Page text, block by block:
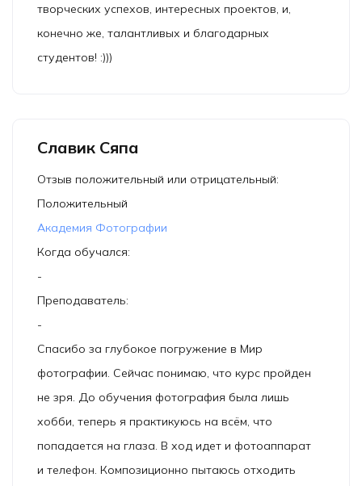
творческих успехов, интересных проектов, и,
конечно же, талантливых и благодарных
студентов! :)))
Славик Сяпа
Отзыв положительный или отрицательный:
Положительный
Академия Фотографии
Когда обучался:
-
Преподаватель:
-
Спасибо за глубокое погружение в Мир
фотографии. Сейчас понимаю, что курс пройден
не зря. До обучения фотография была лишь
хобби, теперь я практикуюсь на всём, что
попадается на глаза. В ход идет и фотоаппарат
и телефон. Композиционно пытаюсь отходить